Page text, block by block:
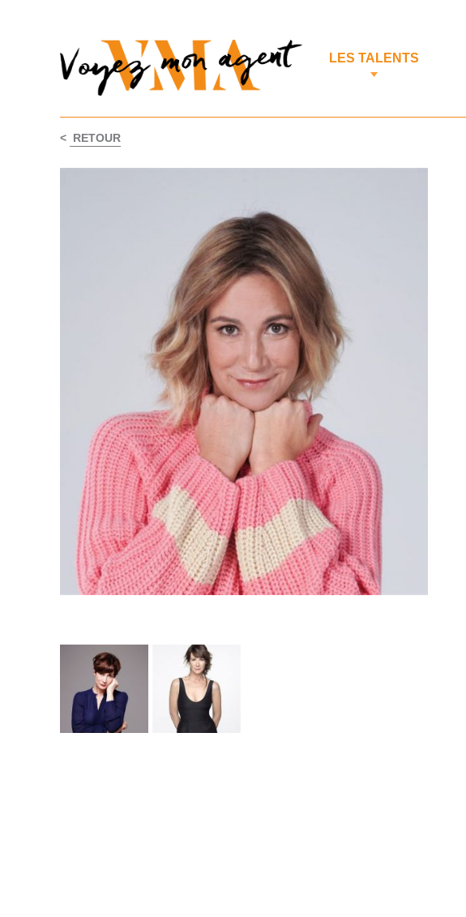
LES TALENTS
< RETOUR